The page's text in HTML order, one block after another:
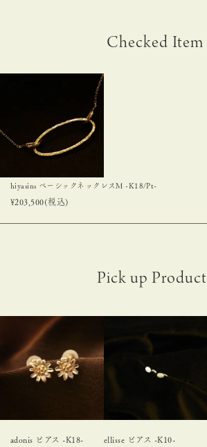
Checked Item
hiyasins ベーシックネックレスM -K18/Pt-
¥203,500(税込)
adonis ピアス -K18- ellisse ピアス -K10-